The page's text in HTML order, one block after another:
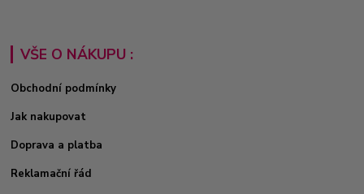
VŠE O NÁKUPU :
Obchodní podmínky
Jak nakupovat
Doprava a platba
Reklamační řád